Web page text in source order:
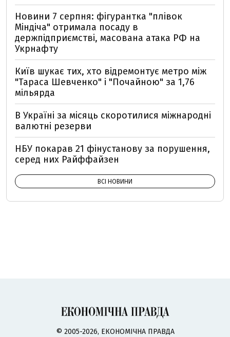
Новини 7 серпня: фігурантка "плівок
Міндіча" отримала посаду в
держпідприємстві, масована атака РФ на
Укрнафту
Київ шукає тих, хто відремонтує метро між
"Тараса Шевченко" і "Почайною" за 1,76
мільярда
В Україні за місяць скоротилися міжнародні
валютні резерви
НБУ покарав 21 фінустанову за порушення,
серед них Райффайзен
ВСІ НОВИНИ
© 2005-2026, ЕКОНОМІЧНА ПРАВДА